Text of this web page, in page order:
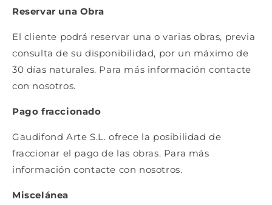
Reservar una Obra
El cliente podrá reservar una o varias obras, previa
consulta de su disponibilidad, por un máximo de
30 días naturales. Para más información contacte
con nosotros.
Pago fraccionado
Gaudifond Arte S.L. ofrece la posibilidad de
fraccionar el pago de las obras. Para más
información contacte con nosotros.
Miscelánea